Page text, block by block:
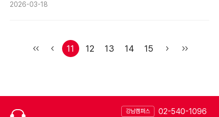
2026-03-18
11 12 13 14 15
강남캠퍼스 02-540-1096